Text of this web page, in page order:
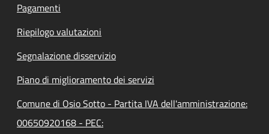
Pagamenti
Riepilogo valutazioni
Segnalazione disservizio
Piano di miglioramento dei servizi
Comune di Osio Sotto - Partita IVA dell'amministrazione:
00650920168 - PEC: